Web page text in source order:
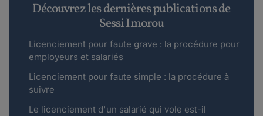
Découvrez les dernières publications de
Sessi Imorou
Licenciement pour faute grave : la procédure pour
employeurs et salariés
Licenciement pour faute simple : la procédure à
suivre
Le licenciement d'un salarié qui vole est-il